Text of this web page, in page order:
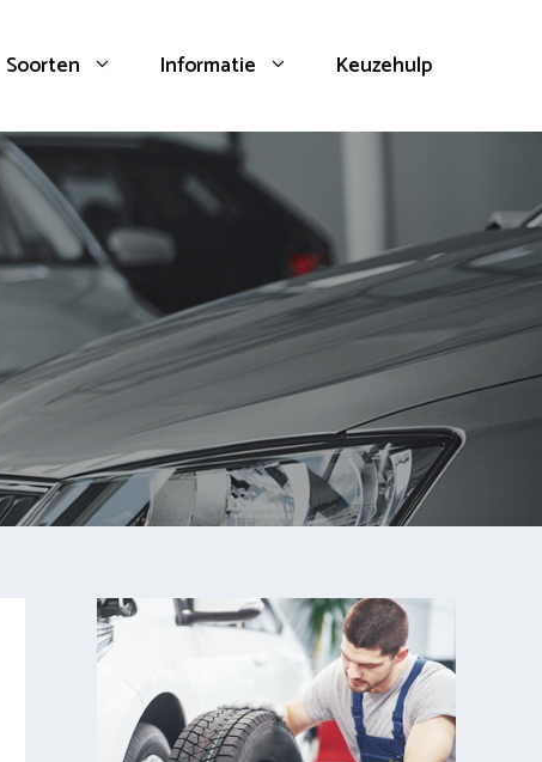
Soorten Informatie Keuzehulp